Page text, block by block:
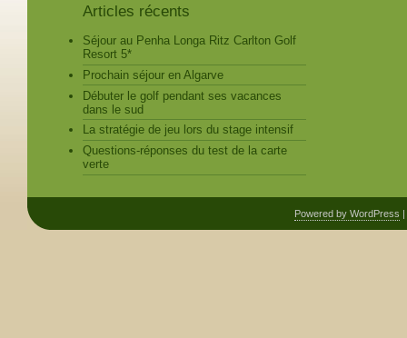
Articles récents
Séjour au Penha Longa Ritz Carlton Golf
Resort 5*
Prochain séjour en Algarve
Débuter le golf pendant ses vacances
dans le sud
La stratégie de jeu lors du stage intensif
Questions-réponses du test de la carte
verte
Powered by WordPress |